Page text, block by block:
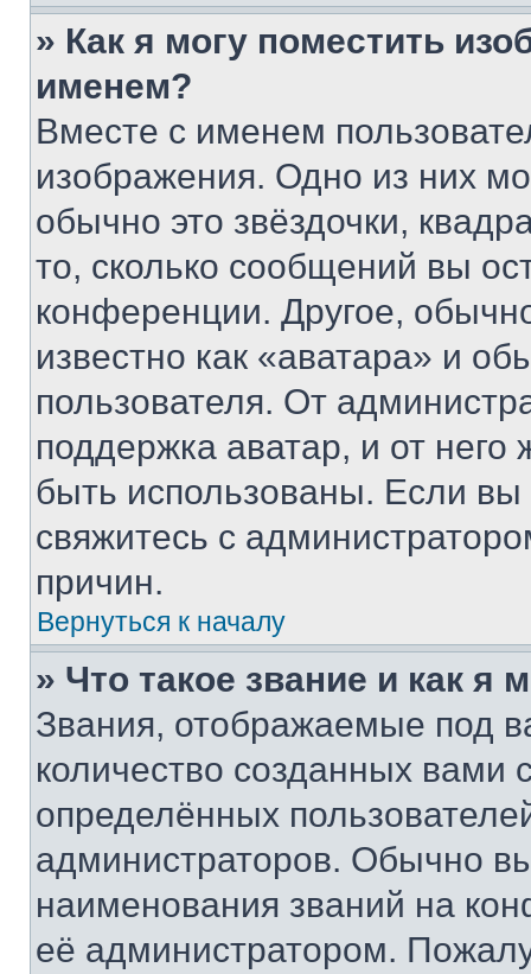
» Как я могу поместить
именем?
Вместе с именем
изображения. Одно из них
обычно это звёздочки,
то, сколько сообщений вы
конференции. Другое,
известно как «аватара» и
пользователя. От
поддержка аватар, и от него
быть использованы. Если
свяжитесь с
причин.
Вернуться к началу
» Что такое звание и как я
Звания, отображаемые под
количество созданных
определённых
администраторов. Обычно
наименования званий на
её администратором.